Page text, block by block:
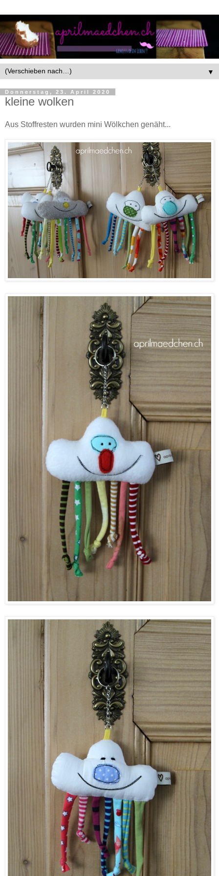
▼
Donnerstag, 23. April 2020
kleine wolken
Aus Stoffresten wurden mini Wölkchen genäht...